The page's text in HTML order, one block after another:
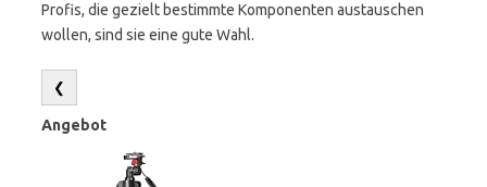
Profis, die gezielt bestimmte Komponenten austauschen
wollen, sind sie eine gute Wahl.
❮
Angebot